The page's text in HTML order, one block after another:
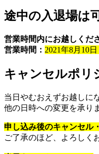
途中の入退場は
営業時間内にお越しくだ
営業時間： 2021年8月10
キャンセルポリ
当日やむおえずお越しに
他の日時への変更を承り
申し込み後のキャンセル
ご了承のほど、よろしく